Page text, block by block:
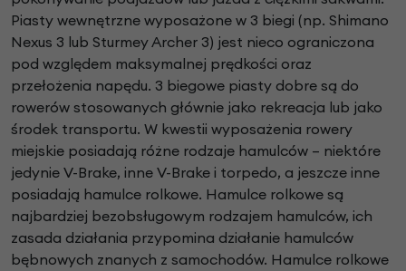
Piasty wewnętrzne wyposażone w 3 biegi (np. Shimano
Nexus 3 lub Sturmey Archer 3) jest nieco ograniczona
pod względem maksymalnej prędkości oraz
przełożenia napędu. 3 biegowe piasty dobre są do
rowerów stosowanych głównie jako rekreacja lub jako
środek transportu. W kwestii wyposażenia rowery
miejskie posiadają różne rodzaje hamulców – niektóre
jedynie V-Brake, inne V-Brake i torpedo, a jeszcze inne
posiadają hamulce rolkowe. Hamulce rolkowe są
najbardziej bezobsługowym rodzajem hamulców, ich
zasada działania przypomina działanie hamulców
bębnowych znanych z samochodów. Hamulce rolkowe